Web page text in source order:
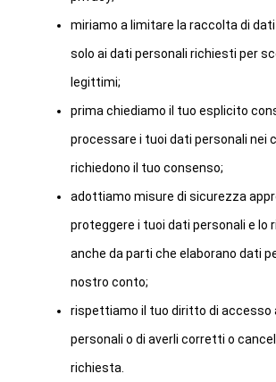
miriamo a limitare la raccolta di
solo ai dati personali richiesti per
legittimi;
prima chiediamo il tuo esplicito
processare i tuoi dati personali nei
richiedono il tuo consenso;
adottiamo misure di sicurezza
proteggere i tuoi dati personali e lo
anche da parti che elaborano dati
nostro conto;
rispettiamo il tuo diritto di accesso
personali o di averli corretti o
richiesta.